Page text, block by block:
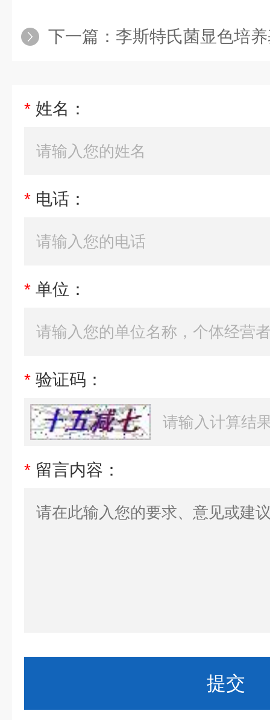
下一篇： 李斯特氏菌显色培
* 姓名：
* 电话：
* 单位：
* 验证码：
* 留言内容：